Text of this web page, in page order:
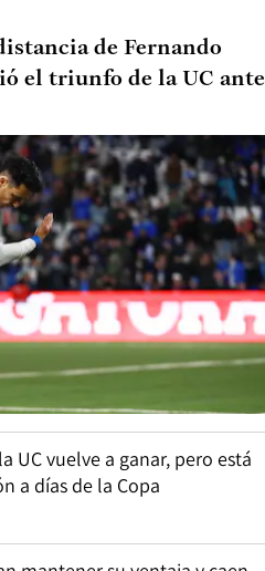
de Fernando
el triunfo de la UC ante
UC vuelve a ganar, pero está
a días de la Copa